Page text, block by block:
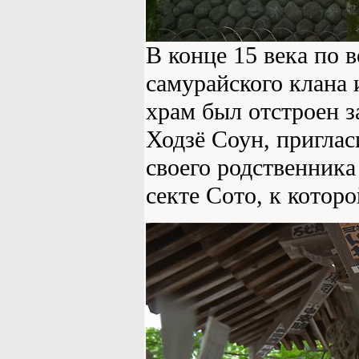
В конце 15 века по
самурайского
храм был отстроен
Ходзё Соун,
своего
секте Сото, к